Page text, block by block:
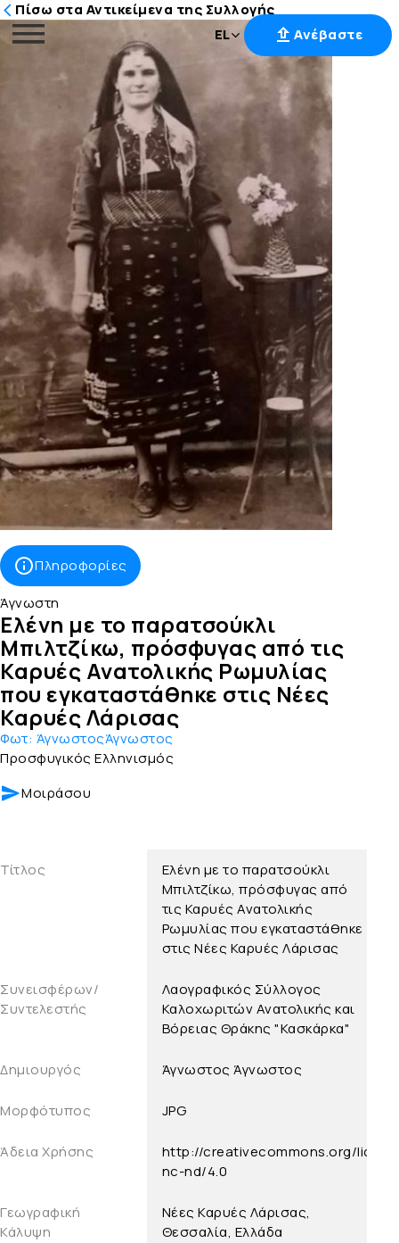
περιεχόμενο
EL Ανέβαστε
Πίσω στα Αντικείμενα της Συλλογής
Πληροφορίες
Άγνωστη
Ελένη με το παρατσούκλι
Μπιλτζίκω, πρόσφυγας από τις
Καρυές Ανατολικής Ρωμυλίας
που εγκαταστάθηκε στις Νέες
Καρυές Λάρισας
Φωτ: ΆγνωστοςΆγνωστος
Προσφυγικός Ελληνισμός
Μοιράσου
Τίτλος
Ελένη με το παρατσούκλι
Μπιλτζίκω, πρόσφυγας από
τις Καρυές Ανατολικής
Ρωμυλίας που εγκαταστάθηκε
στις Νέες Καρυές Λάρισας
Συνεισφέρων/
Συντελεστής
Λαογραφικός Σύλλογος
Καλοχωριτών Ανατολικής και
Βόρειας Θράκης "Κασκάρκα"
Δημιουργός Άγνωστος Άγνωστος
Μορφότυπος JPG
Άδεια Χρήσης
http://creativecommons.org/
nc-nd/4.0
Γεωγραφική
Κάλυψη
Νέες Καρυές Λάρισας,
Θεσσαλία, Ελλάδα